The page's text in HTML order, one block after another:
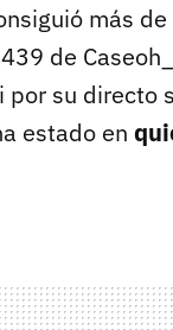
más de
de
su directo
estado en